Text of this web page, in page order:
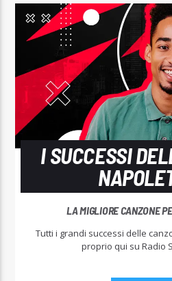
I SUCCESSI
LA MIGLIORE CANZONE
Tutti i grandi successi delle
proprio qui su Radio